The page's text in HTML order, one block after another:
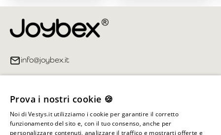
info@joybex.it
Account
Prova i nostri cookie 🍪
Noi di Vestys.it utilizziamo i cookie per garantire il corretto
funzionamento del sito e, con il tuo consenso, anche per
personalizzare contenuti, analizzare il traffico e mostrarti offerte e